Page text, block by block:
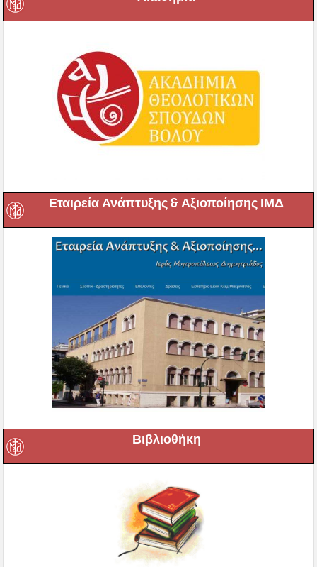
Εταιρεία Ανάπτυξης & Αξιοποίησης ΙΜΔ
Βιβλιοθήκη